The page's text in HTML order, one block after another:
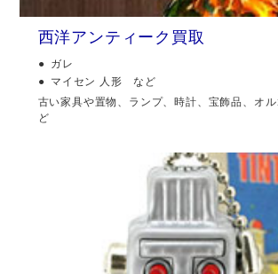
西洋アンティーク買取
ガレ
マイセン 人形 など
古い家具や置物、ランプ、時計、宝飾品、オ
ど